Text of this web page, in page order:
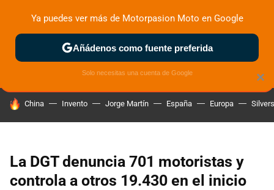
ZONA DE PRUEBAS DEPORTIVAS MOTOS ELÉCTRICAS
HOY SE HABLA DE
China Invento Jorge Martín España Europa
La DGT denuncia 701 motoristas y
controla a otros 19.430 en el inicio
×
Ya puedes ver más de Motorpasion Moto en Google
Añádenos como fuente preferida
Solo necesitas una cuenta de Google